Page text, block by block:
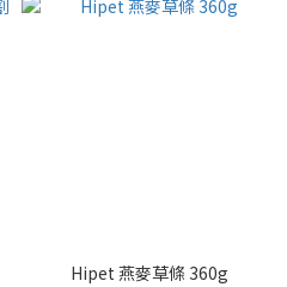
Hipet 燕麥草條 360g